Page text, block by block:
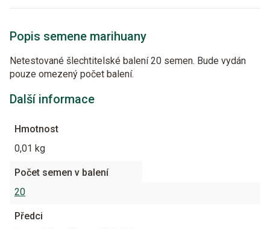
Popis semene marihuany
Netestované šlechtitelské balení 20 semen. Bude vydán
pouze omezený počet balení.
Další informace
Hmotnost
0,01 kg
Počet semen v balení
20
Předci